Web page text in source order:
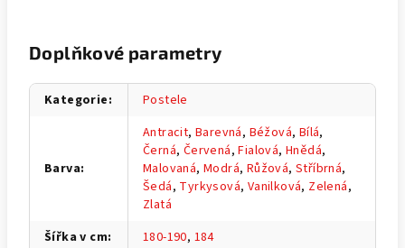
Doplňkové parametry
Kategorie: Postele
Barva:
Antracit,Barevná, Béžová, Bílá,
Černá, Červená,Fialová,Hnědá,
Malovaná,Modrá, Růžová,Stříbrná,
Šedá, Tyrkysová, Vanilková, Zelená,
Zlatá
Šířka v cm: 180-190, 184